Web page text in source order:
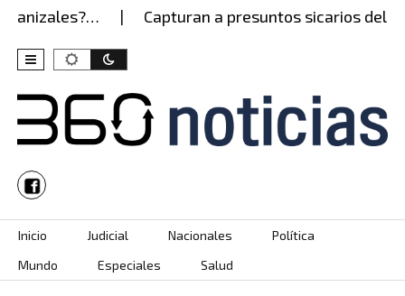
Capturan a presuntos sicarios del
Skip to content
Inicio Judicial Nacionales
Política
Mundo
Especiales Salud